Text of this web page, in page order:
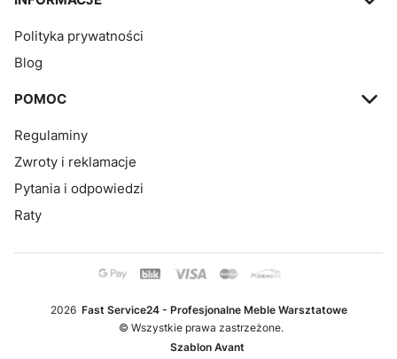
Polityka prywatności
Blog
POMOC
Regulaminy
Zwroty i reklamacje
Pytania i odpowiedzi
Raty
2026 Fast Service24 - Profesjonalne Meble Warsztatowe
© Wszystkie prawa zastrzeżone.
Szablon Avant